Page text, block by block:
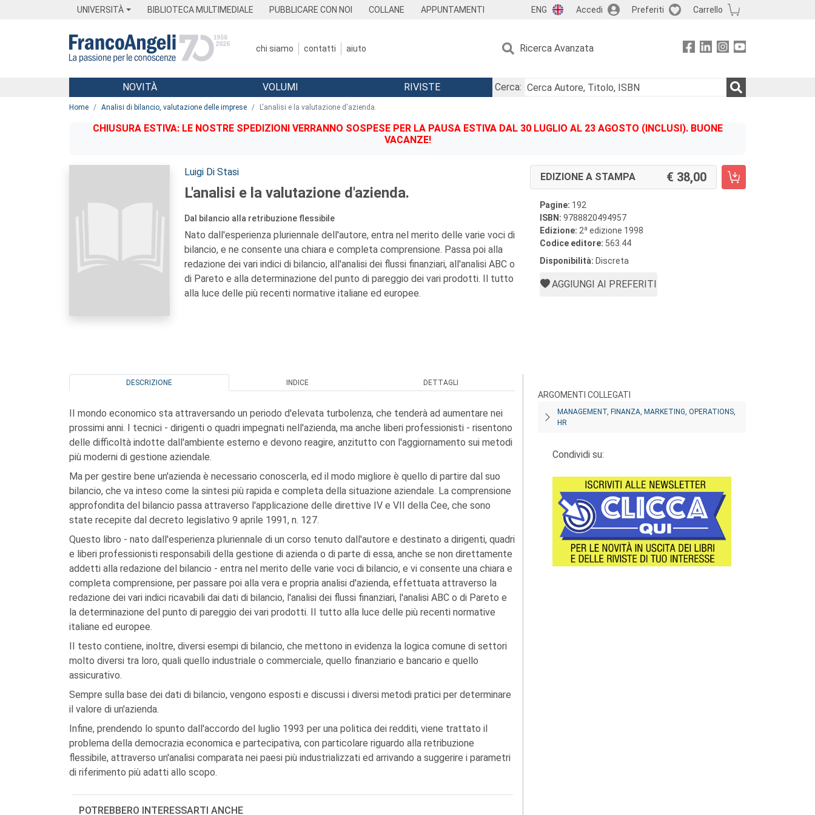
UNIVERSITÀ BIBLIOTECA MULTIMEDIALE PUBBLICARE CON NOI COLLANE APPUNTAMENTI ENG Accedi Preferiti Carrello
chi siamo contatti aiuto Ricerca Avanzata
Menu
NOVITÀ VOLUMI RIVISTE
Cerca:
Home Analisi di bilancio, valutazione delle imprese L'analisi e la valutazione d'azienda.
CHIUSURA ESTIVA: LE NOSTRE SPEDIZIONI VERRANNO SOSPESE PER LA PAUSA ESTIVA DAL 30 LUGLIO AL 23 AGOSTO (INCLUSI). BUONE
VACANZE!
Autori:
Luigi Di Stasi
L'analisi e la valutazione d'azienda.
Dal bilancio alla retribuzione flessibile
Nato dall'esperienza pluriennale dell'autore, entra nel merito delle varie voci di
bilancio, e ne consente una chiara e completa comprensione. Passa poi alla
redazione dei vari indici di bilancio, all'analisi dei flussi finanziari, all'analisi ABC o
di Pareto e alla determinazione del punto di pareggio dei vari prodotti. Il tutto
alla luce delle più recenti normative italiane ed europee.
EDIZIONE A STAMPA 38,00
Pagine: 192
ISBN: 9788820494957
Edizione: 2a edizione 1998
Codice editore: 563.44
Disponibilità: Discreta
AGGIUNGI AI PREFERITI
DESCRIZIONE INDICE DETTAGLI
II mondo economico sta attraversando un periodo d'elevata turbolenza, che tenderà ad aumentare nei
prossimi anni. I tecnici - dirigenti o quadri impegnati nell'azienda, ma anche liberi professionisti - risentono
delle difficoltà indotte dall'ambiente esterno e devono reagire, anzitutto con l'aggiornamento sui metodi
più moderni di gestione aziendale.
Ma per gestire bene un'azienda è necessario conoscerla, ed il modo migliore è quello di partire dal suo
bilancio, che va inteso come la sintesi più rapida e completa della situazione aziendale. La comprensione
approfondita del bilancio passa attraverso l'applicazione delle direttive IV e VII della Cee, che sono
state recepite dal decreto legislativo 9 aprile 1991, n. 127.
Questo libro - nato dall'esperienza pluriennale di un corso tenuto dall'autore e destinato a dirigenti, quadri
e liberi professionisti responsabili della gestione di azienda o di parte di essa, anche se non direttamente
addetti alla redazione del bilancio - entra nel merito delle varie voci di bilancio, e vi consente una chiara e
completa comprensione, per passare poi alla vera e propria analisi d'azienda, effettuata attraverso la
redazione dei vari indici ricavabili dai dati di bilancio, l'analisi dei flussi finanziari, l'analisi ABC o di Pareto e
la determinazione del punto di pareggio dei vari prodotti. II tutto alla luce delle più recenti normative
italiane ed europee.
II testo contiene, inoltre, diversi esempi di bilancio, che mettono in evidenza la logica comune di settori
molto diversi tra loro, quali quello industriale o commerciale, quello finanziario e bancario e quello
assicurativo.
Sempre sulla base dei dati di bilancio, vengono esposti e discussi i diversi metodi pratici per determinare
il valore di un'azienda.
Infine, prendendo lo spunto dall'accordo del luglio 1993 per una politica dei redditi, viene trattato il
problema della democrazia economica e partecipativa, con particolare riguardo alla retribuzione
flessibile, attraverso un'analisi comparata nei paesi più industrializzati ed arrivando a suggerire i parametri
di riferimento più adatti allo scopo.
POTREBBERO INTERESSARTI ANCHE
ARGOMENTI COLLEGATI
MANAGEMENT, FINANZA, MARKETING, OPERATIONS,
HR
Condividi su: